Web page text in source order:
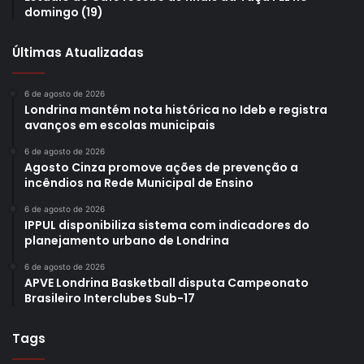
Etiquetas
atendimento ao cidadão
Companhia de Tecnologia e Desenvolvimento de Londrina
ecossistema de inovação
domingo (19)
Últimas Atualizadas
6 de agosto de 2026
Londrina mantém nota histórica no Ideb e registra
avanços em escolas municipais
6 de agosto de 2026
Agosto Cinza promove ações de prevenção a
incêndios na Rede Municipal de Ensino
6 de agosto de 2026
IPPUL disponibiliza sistema com indicadores do
planejamento urbano de Londrina
6 de agosto de 2026
APVE Londrina Basketball disputa Campeonato
Brasileiro Interclubes Sub-17
Tags